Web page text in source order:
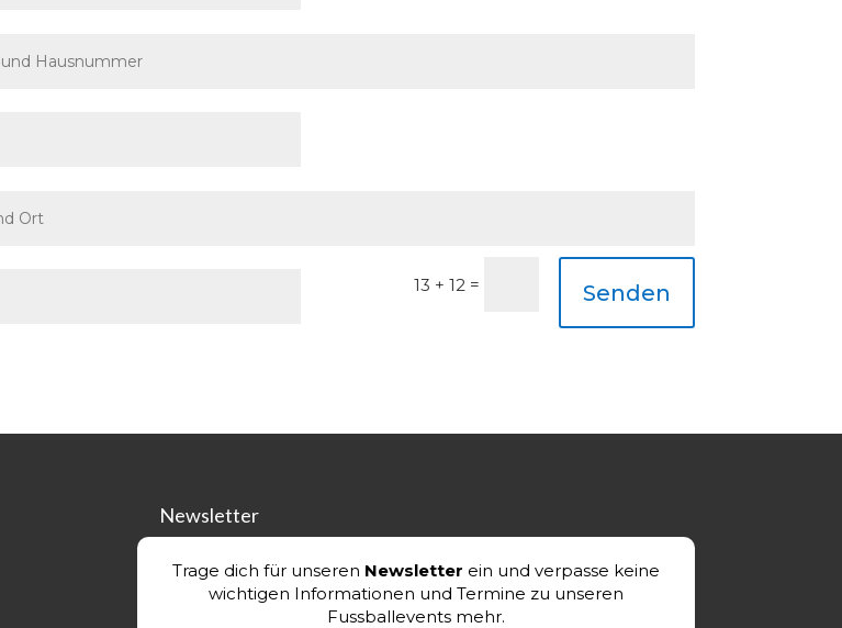
13 + 12 = Senden
Newsletter
Trage dich für unseren Newsletter ein und verpasse keine
wichtigen Informationen und Termine zu unseren
Fussballevents mehr.